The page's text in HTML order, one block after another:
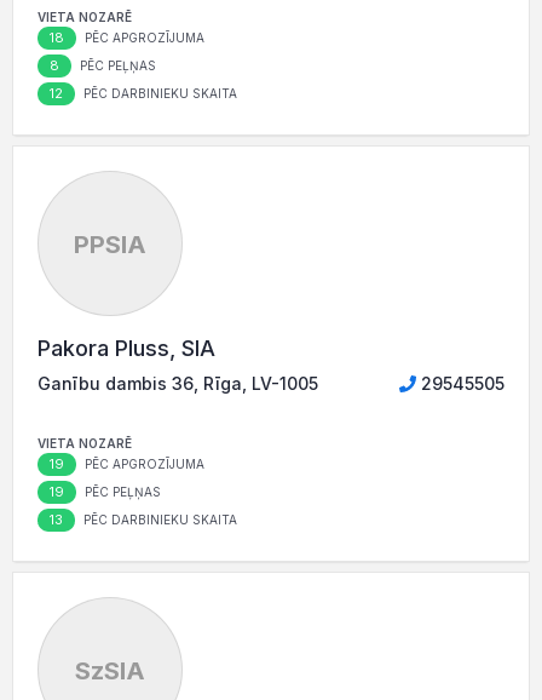
VIETA NOZARĒ
18 PĒC APGROZĪJUMA
8 PĒC PEĻŅAS
12 PĒC DARBINIEKU SKAITA
PPSIA
Pakora Pluss, SIA
Ganību dambis 36, Rīga, LV-1005 29545505
VIETA NOZARĒ
19 PĒC APGROZĪJUMA
19 PĒC PEĻŅAS
13 PĒC DARBINIEKU SKAITA
SzSIA